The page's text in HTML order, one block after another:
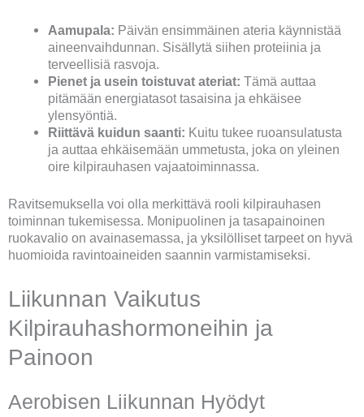
Aamupala: Päivän ensimmäinen ateria käynnistää
aineenvaihdunnan. Sisällytä siihen proteiinia ja
terveellisiä rasvoja.
Pienet ja usein toistuvat ateriat: Tämä auttaa
pitämään energiatasot tasaisina ja ehkäisee
ylensyöntiä.
Riittävä kuidun saanti: Kuitu tukee ruoansulatusta
ja auttaa ehkäisemään ummetusta, joka on yleinen
oire kilpirauhasen vajaatoiminnassa.
Ravitsemuksella voi olla merkittävä rooli kilpirauhasen
toiminnan tukemisessa. Monipuolinen ja tasapainoinen
ruokavalio on avainasemassa, ja yksilölliset tarpeet on hyvä
huomioida ravintoaineiden saannin varmistamiseksi.
Liikunnan Vaikutus
Kilpirauhashormoneihin ja
Painoon
Aerobisen Liikunnan Hyödyt